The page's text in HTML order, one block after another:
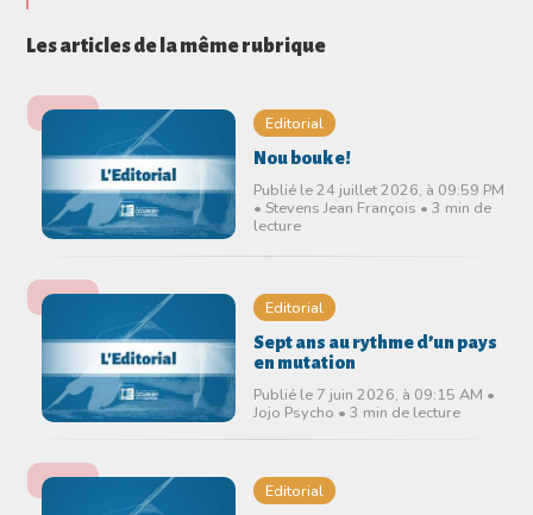
Les articles de la même rubrique
Editorial
Nou bouke!
Publié le 24 juillet 2026, à 09:59 PM
• Stevens Jean François • 3 min de
lecture
Editorial
Sept ans au rythme d’un pays
en mutation
Publié le 7 juin 2026, à 09:15 AM •
Jojo Psycho • 3 min de lecture
Editorial